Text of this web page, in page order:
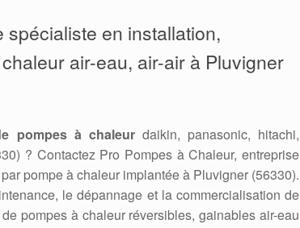
en installation,
air-eau, air-air à Pluvigner
pompes à chaleurdaikin, panasonic, hitachi,
? Contactez Pro Pompes à Chaleur, entreprise
pompe à chaleur implantée à Pluvigner (56330).
le dépannage et la commercialisation de
pompes à chaleur réversibles, gainables air-eau